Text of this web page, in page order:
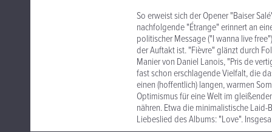
So erweist sich der Opener "Baiser
nachfolgende "Étrange" erinnert an
politischer Message ("I wanna live
der Auftakt ist. "Fièvre" glänzt durch
Manier von Daniel Lanois, "Pris de
fast schon erschlagende Vielfalt, die
einen (hoffentlich) langen, warmen
Optimismus für eine Welt im
nähren. Etwa die minimalistische
Liebeslied des Albums: "Love".